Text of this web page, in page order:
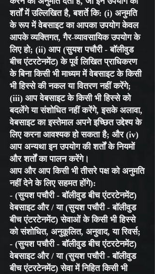
शर्तों में उल्लिखित है, बशर्ते कि: (i) अनुमति
के रूप में वेबसाइट का आपका उपयोग केवल
आपके व्यक्तिगत, गैर-व्यावसायिक उपयोग के
लिए हो; (ii) आप (सुयश पचौरी - बॉलीवुड
बीच एंटरटेनमेंट) के पूर्व लिखित प्राधिकरण
के बिना किसी भी माध्यम में वेबसाइट के किसी
भी हिस्से की नकल या वितरण नहीं करेंगे;
(iii) आप वेबसाइट के किसी भी हिस्से को
बदलेंगे या संशोधित नहीं करेंगे, इसके अलावा,
वेबसाइट का इस्तेमाल अपने इच्छित उद्देश्य के
लिए करना आवश्यक हो सकता है; और (iv)
आप अन्यथा इन उपयोग की शर्तों के नियमों
और शर्तों का पालन करेंगे।
आप और आप किसी भी तीसरे पक्ष को अनुमति
नहीं देने के लिए सहमत होंगे):
- (सुयश पचौरी - बॉलीवुड बीच एंटरटेनमेंट)
वेबसाइट और / या (सुयश पचौरी - बॉलीवुड
बीच एंटरटेनमेंट) सेवाओं के किसी भी हिस्से
को संशोधित, अनुकूलित, अनुवाद, या रिवर्स;
- (सुयश पचौरी - बॉलीवुड बीच एंटरटेनमेंट)
वेबसाइट और / या (सुयश पचौरी - बॉलीवुड
बीच एंटरटेनमेंट) सेवा में निहित किसी भी